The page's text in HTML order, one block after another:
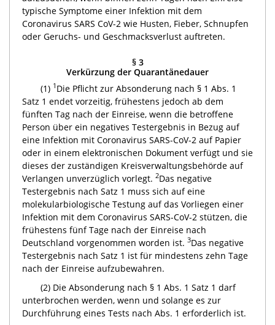
typische Symptome einer Infektion mit dem
Coronavirus SARS CoV-2 wie Husten, Fieber, Schnupfen
oder Geruchs- und Geschmacksverlust auftreten.
§ 3
Verkürzung der Quarantänedauer
(1) 1 Die Pflicht zur Absonderung nach § 1 Abs. 1
Satz 1 endet vorzeitig, frühestens jedoch ab dem
fünften Tag nach der Einreise, wenn die betroffene
Person über ein negatives Testergebnis in Bezug auf
eine Infektion mit Coronavirus SARS-CoV-2 auf Papier
oder in einem elektronischen Dokument verfügt und sie
dieses der zuständigen Kreisverwaltungsbehörde auf
Verlangen unverzüglich vorlegt. 2Das negative
Testergebnis nach Satz 1 muss sich auf eine
molekularbiologische Testung auf das Vorliegen einer
Infektion mit dem Coronavirus SARS-CoV-2 stützen, die
frühestens fünf Tage nach der Einreise nach
Deutschland vorgenommen worden ist. 3Das negative
Testergebnis nach Satz 1 ist für mindestens zehn Tage
nach der Einreise aufzubewahren.
(2) Die Absonderung nach § 1 Abs. 1 Satz 1 darf
unterbrochen werden, wenn und solange es zur
Durchführung eines Tests nach Abs. 1 erforderlich ist.